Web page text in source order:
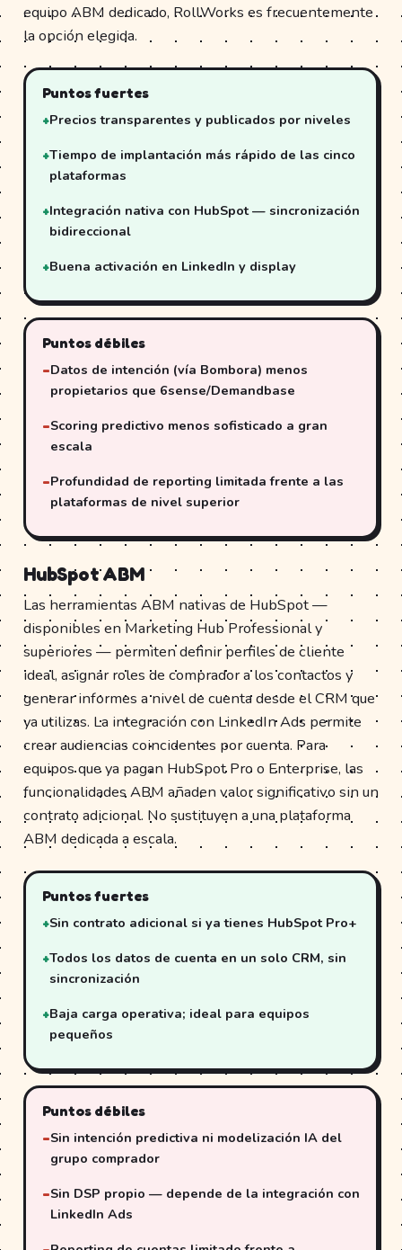
equipo ABM dedicado, RollWorks es frecuentemente
la opción elegida.
Puntos fuertes
Precios transparentes y publicados por niveles
Tiempo de implantación más rápido de las cinco
plataformas
Integración nativa con HubSpot — sincronización
bidireccional
Buena activación en LinkedIn y display
Puntos débiles
Datos de intención (vía Bombora) menos
propietarios que 6sense/Demandbase
Scoring predictivo menos sofisticado a gran
escala
Profundidad de reporting limitada frente a las
plataformas de nivel superior
HubSpot ABM
Las herramientas ABM nativas de HubSpot —
disponibles en Marketing Hub Professional y
superiores — permiten definir perfiles de cliente
ideal, asignar roles de comprador a los contactos y
generar informes a nivel de cuenta desde el CRM que
ya utilizas. La integración con LinkedIn Ads permite
crear audiencias coincidentes por cuenta. Para
equipos que ya pagan HubSpot Pro o Enterprise, las
funcionalidades ABM añaden valor significativo sin un
contrato adicional. No sustituyen a una plataforma
ABM dedicada a escala.
Puntos fuertes
Sin contrato adicional si ya tienes HubSpot Pro+
Todos los datos de cuenta en un solo CRM, sin
sincronización
Baja carga operativa; ideal para equipos
pequeños
Puntos débiles
Sin intención predictiva ni modelización IA del
grupo comprador
Sin DSP propio — depende de la integración con
LinkedIn Ads